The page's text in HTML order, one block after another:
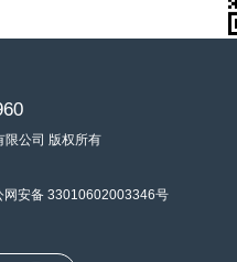
公司 版权所有
网安备 33010602003346号